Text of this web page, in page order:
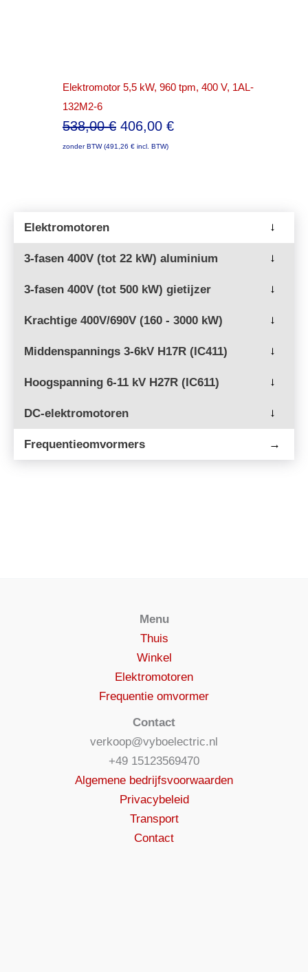
Elektromotoren →
3-fasen 400V (tot 22 kW) aluminium →
3-fasen 400V (tot 500 kW) gietijzer →
Krachtige 400V/690V (160 - 3000 kW) →
Middenspannings 3-6kV H17R (IC411) →
Hoogspanning 6-11 kV H27R (IC611) →
DC-elektromotoren →
Frequentieomvormers →
Elektromotor 5,5 kW, 960 tpm, 400 V, 1AL-
132M2-6
538,00€ Oorspronkelijke
prijs
406,00 €Huidige
zonder BTW (491,26 € incl. BTW)
Menu
Thuis
Winkel
Elektromotoren
Frequentie omvormer
Contact
verkoop@vyboelectric.nl
+49 15123569470
Algemene bedrijfsvoorwaarden
Privacybeleid
Transport
Contact